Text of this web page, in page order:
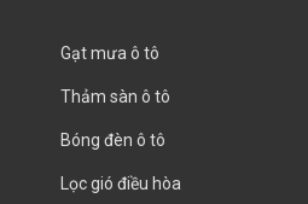
Gạt mưa ô tô
Thảm sàn ô tô
Bóng đèn ô tô
Lọc gió điều hòa